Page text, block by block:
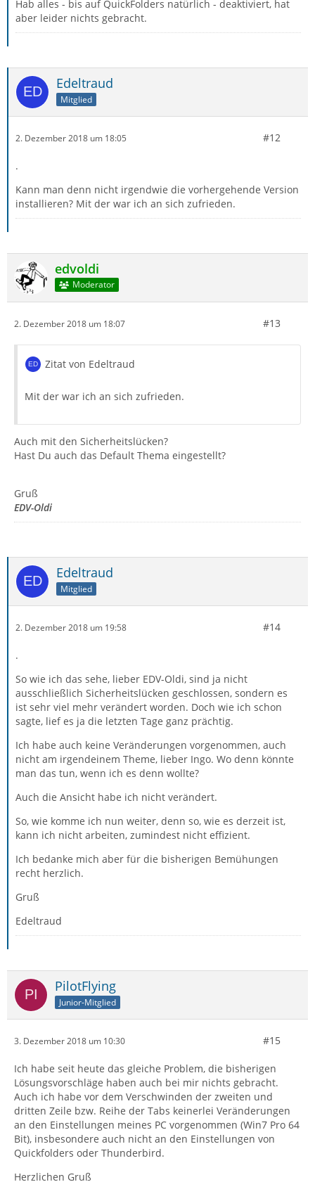
Hab alles - bis auf QuickFolders natürlich - deaktiviert, hat
aber leider nichts gebracht.
Edeltraud
Mitglied
2. Dezember 2018 um 18:05 #12
.
Kann man denn nicht irgendwie die vorhergehende Version
installieren? Mit der war ich an sich zufrieden.
edvoldi
Moderator
2. Dezember 2018 um 18:07 #13
Zitat von Edeltraud
Mit der war ich an sich zufrieden.
Auch mit den Sicherheitslücken?
Hast Du auch das Default Thema eingestellt?
Gruß
EDV-Oldi
Edeltraud
Mitglied
2. Dezember 2018 um 19:58 #14
.
So wie ich das sehe, lieber EDV-Oldi, sind ja nicht
ausschließlich Sicherheitslücken geschlossen, sondern es
ist sehr viel mehr verändert worden. Doch wie ich schon
sagte, lief es ja die letzten Tage ganz prächtig.
Ich habe auch keine Veränderungen vorgenommen, auch
nicht am irgendeinem Theme, lieber Ingo. Wo denn könnte
man das tun, wenn ich es denn wollte?
Auch die Ansicht habe ich nicht verändert.
So, wie komme ich nun weiter, denn so, wie es derzeit ist,
kann ich nicht arbeiten, zumindest nicht effizient.
Ich bedanke mich aber für die bisherigen Bemühungen
recht herzlich.
Gruß
Edeltraud
PilotFlying
Junior-Mitglied
3. Dezember 2018 um 10:30 #15
Ich habe seit heute das gleiche Problem, die bisherigen
Lösungsvorschläge haben auch bei mir nichts gebracht.
Auch ich habe vor dem Verschwinden der zweiten und
dritten Zeile bzw. Reihe der Tabs keinerlei Veränderungen
an den Einstellungen meines PC vorgenommen (Win7 Pro 64
Bit), insbesondere auch nicht an den Einstellungen von
Quickfolders oder Thunderbird.
Herzlichen Gruß